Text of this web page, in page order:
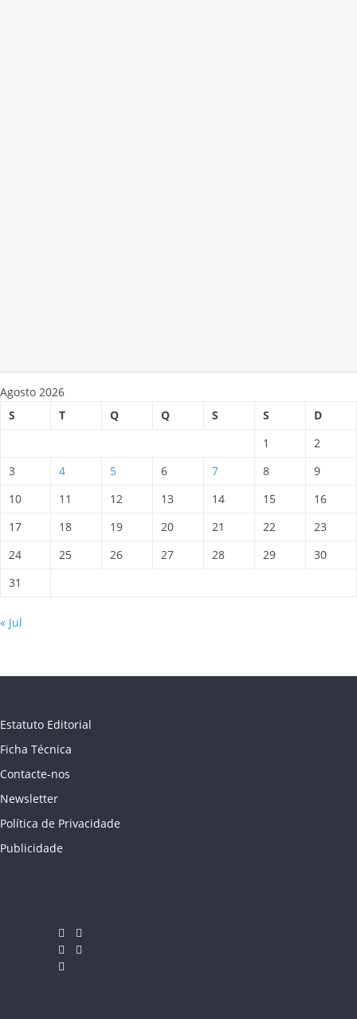
Agosto 2026
S
T Q Q S S
D
1
2
3
4 5 6 7 8
9
10
11 12 13 14 15
16
17
18 19 20 21 22
23
24
25 26 27 28 29
30
31
« Jul
Estatuto Editorial
Ficha Técnica
Contacte-nos
Newsletter
Política de Privacidade
Publicidade